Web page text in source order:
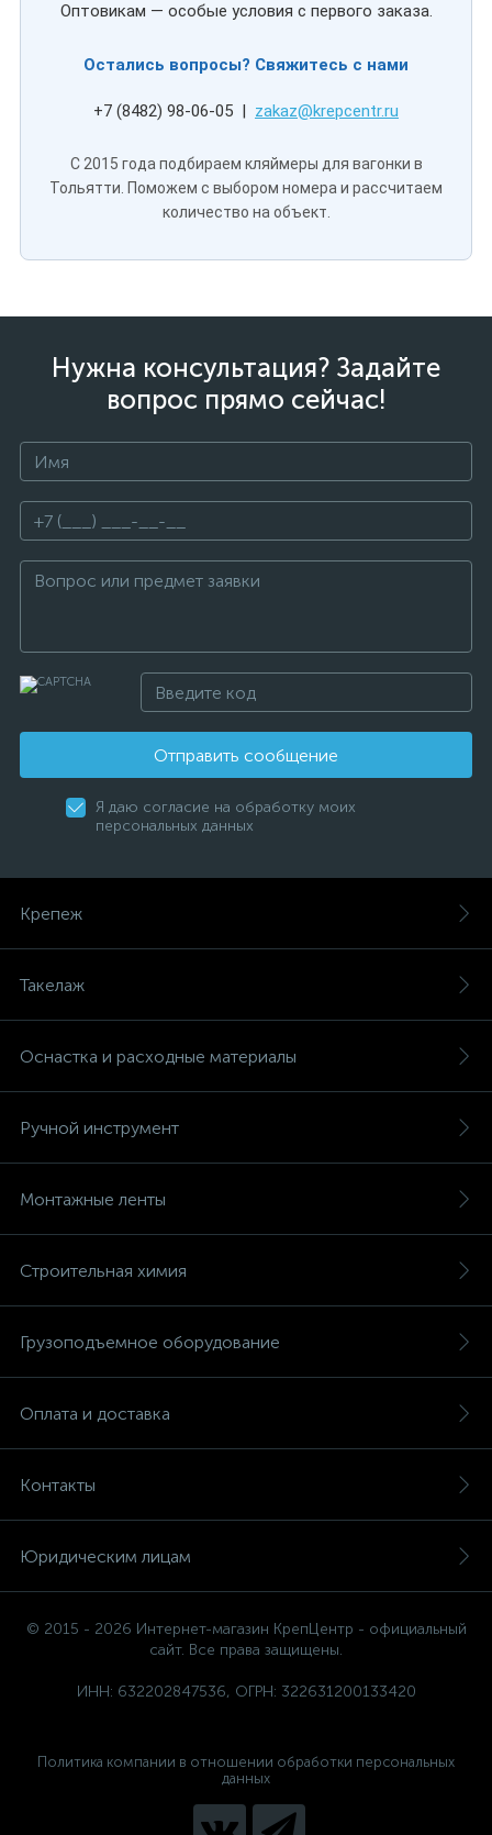
Оптовикам — особые условия с первого заказа.
Остались вопросы? Свяжитесь с нами
+7 (8482) 98-06-05 | zakaz@krepcentr.ru
С 2015 года подбираем кляймеры для вагонки в
Тольятти. Поможем с выбором номера и рассчитаем
количество на объект.
Нужна консультация? Задайте
вопрос прямо сейчас!
Отправить сообщение
Я даю согласие на обработку моих
персональных данных
Крепеж
Такелаж
Оснастка и расходные материалы
Ручной инструмент
Монтажные ленты
Строительная химия
Грузоподъемное оборудование
Оплата и доставка
Контакты
Юридическим лицам
© 2015 - 2026 Интернет-магазин КрепЦентр - официальный
сайт. Все права защищены.
ИНН: 632202847536, ОГРН: 322631200133420
Политика компании в отношении обработки персональных
данных